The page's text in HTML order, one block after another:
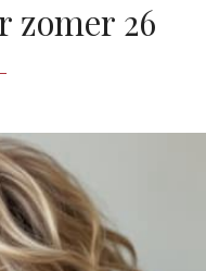
zomer 26